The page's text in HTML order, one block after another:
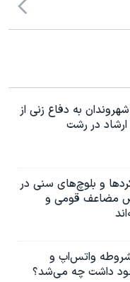
به دفاع زنی از
در رشت
و بلوچ‌های سنی در
مضاعف قومی و
واتس‌اپ و
داشت چه مى‌شد؟